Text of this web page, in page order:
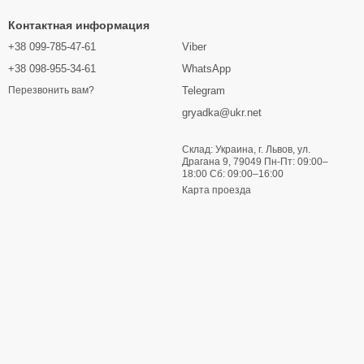
кочана, отсутствием прожилок, более нежным вкусом и
постоянных температурах выше 25 градусов.
ключевой особенностью – благодаря быстрой вегетации
а также высокой урожайностью. Имеет небольшой срок
белокочанная капуста.
к хранению.
Контактная информация
+38 099-785-47-61
+38 098-955-34-61
Перезвонить вам?
Viber
WhatsApp
Telegram
gryadka@ukr.net
Склад: Украина, г. Львов, ул.
Драгана 9, 79049 Пн-Пт: 09:00–
18:00 Сб: 09:00–16:00
Карта проезда